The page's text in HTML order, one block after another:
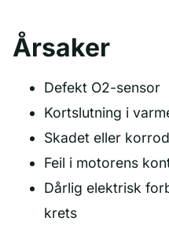
Årsaker
Defekt O2-sensor
Kortslutning i
Skadet eller
Feil i motorens
Dårlig elektrisk
krets